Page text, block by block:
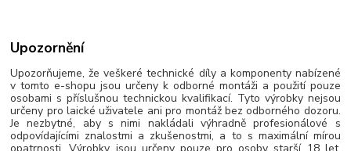
Upozornění
Upozorňujeme, že veškeré technické díly a komponenty nabízené
v tomto e-shopu jsou určeny k odborné montáži a použití pouze
osobami s příslušnou technickou kvalifikací. Tyto výrobky nejsou
určeny pro laické uživatele ani pro montáž bez odborného dozoru.
Je nezbytné, aby s nimi nakládali výhradně profesionálové s
odpovídajícími znalostmi a zkušenostmi, a to s maximální mírou